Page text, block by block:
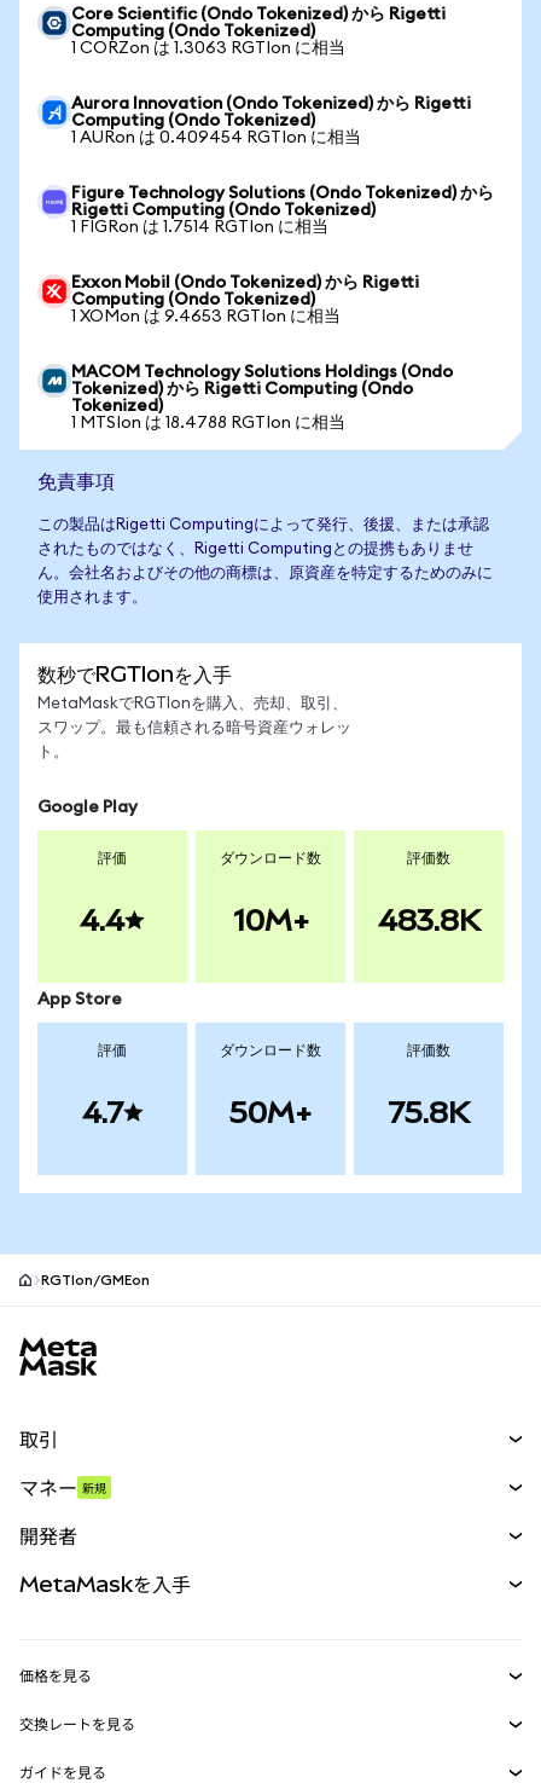
Core Scientific (Ondo Tokenized) から Rigetti
Computing (Ondo Tokenized)
1 CORZon は 1.3063 RGTIon に相当
Aurora Innovation (Ondo Tokenized) から Rigetti
Computing (Ondo Tokenized)
1 AURon は 0.409454 RGTIon に相当
Figure Technology Solutions (Ondo Tokenized) から
Rigetti Computing (Ondo Tokenized)
1 FIGRon は 1.7514 RGTIon に相当
Exxon Mobil (Ondo Tokenized) から Rigetti
Computing (Ondo Tokenized)
1 XOMon は 9.4653 RGTIon に相当
MACOM Technology Solutions Holdings (Ondo
Tokenized) から Rigetti Computing (Ondo
Tokenized)
1 MTSIon は 18.4788 RGTIon に相当
免責事項
この製品はRigetti Computingによって発行、後援、または承認
されたものではなく、Rigetti Computingとの提携もありませ
ん。会社名およびその他の商標は、原資産を特定するためのみに
使用されます。
数秒でRGTIonを入手
MetaMaskでRGTIonを購入、売却、取引、
スワップ。最も信頼される暗号資産ウォレッ
ト。
Google Play
評価
4.4
ダウンロード数
10M+
評価数
483.8K
App Store
評価
4.7
ダウンロード数
50M+
評価数
75.8K
RGTIon/GMEon
取引
パーペチュアル
RWA
マネー 新規
開発者
MetaMask Connect
Snaps
MetaMaskを入手
価格を見る
イーサリアムの価格
Solanaの価格
交換レートを見る
ガイドを見る